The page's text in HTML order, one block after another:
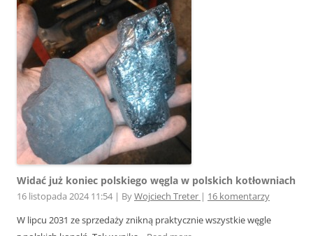
Widać już koniec polskiego węgla w polskich kotłowniach
16 listopada 2024 11:54 | ByWojciech Treter | 16 komentarzy
W lipcu 2031 ze sprzedaży znikną praktycznie wszystkie węgle